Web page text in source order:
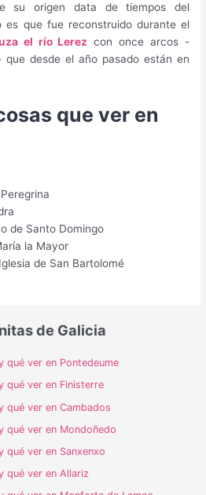
su origen data de tiempos del
es que fue reconstruido durante el
el río Lerez con once arcos -
que desde el año pasado están en
que ver en
de Santo Domingo
la Mayor
de San Bartolomé
de Galicia
qué ver en Pontedeume
qué ver en Finisterre
qué ver en Cambados
qué ver en Mondoñedo
qué ver en Sanxenxo
qué ver en Allariz